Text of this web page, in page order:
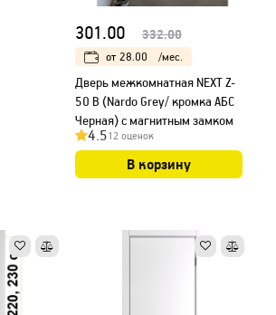
301.00 332.00
от 28.00 /мес.
Дверь межкомнатная NEXT Z-
50 B (Nardo Grey/ кромка АБС
Черная) с магнитным замком
4.512 оценок
В корзину